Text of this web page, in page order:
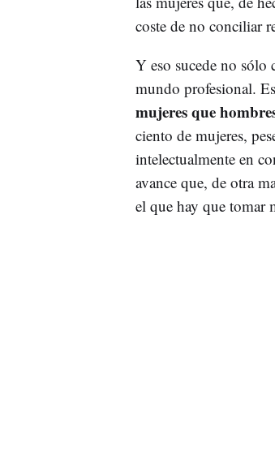
coste de no conciliar
Y eso sucede no sólo
mundo profesional.
mujeres que
ciento de mujeres,
intelectualmente en
avance que, de otra
el que hay que tomar